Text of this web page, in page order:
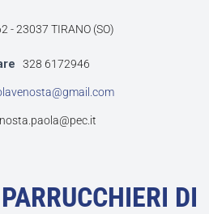
- 23037 TIRANO (SO)
328 6172946
DI